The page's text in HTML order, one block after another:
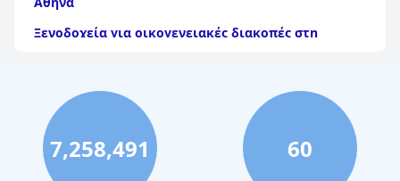
Ξενοδοχεία για οικογενειακές διακοπές στη
Ξενοδοχεία για οικογενειακές διακοπές στη
Λευκάδα
Ξενοδοχεία για οικογενειακές διακοπές στην
Κεφαλονιά
7,258,491 60